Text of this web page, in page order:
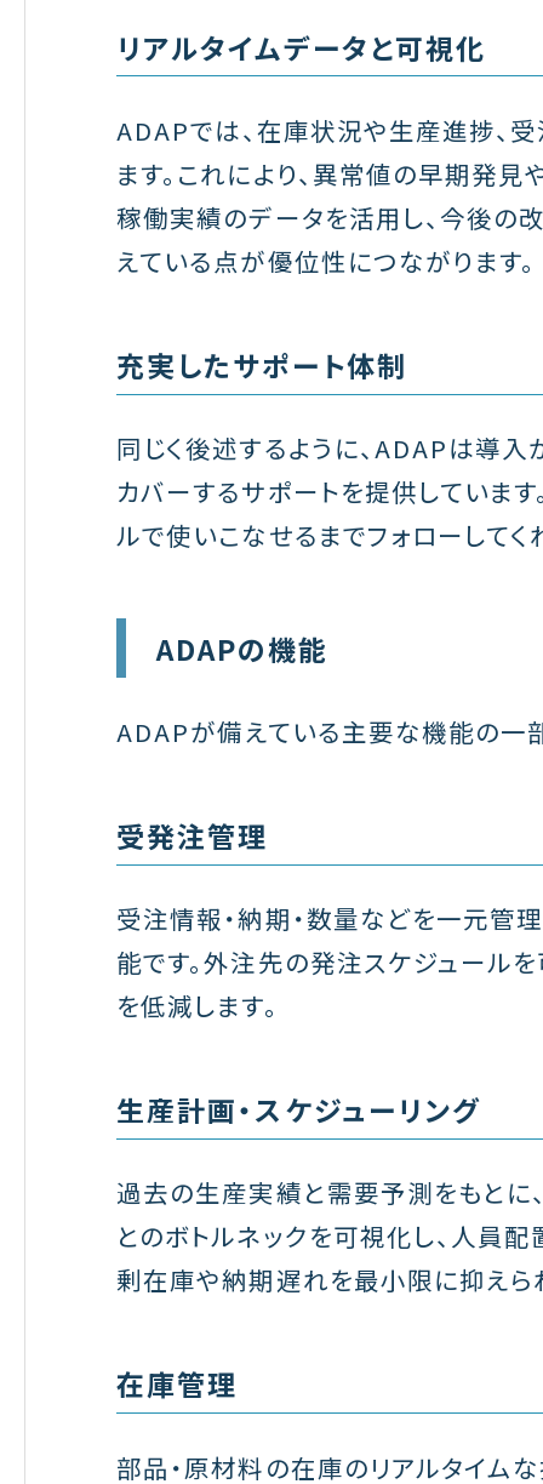
リアルタイムデータと可視化
ADAPでは、在庫状況や生産進捗、
ます。これにより、異常値の早期発
稼働実績のデータを活用し、今後の
えている点が優位性につながります。
充実したサポート体制
同じく後述するように、ADAPは導
カバーするサポートを提供していま
ルで使いこなせるまでフォローして
ADAPの機能
ADAPが備えている主要な機能の一部
受発注管理
受注情報・納期・数量などを一元管
能です。外注先の発注スケジュール
を低減します。
生産計画・スケジューリング
過去の生産実績と需要予測をもとに
とのボトルネックを可視化し、人員
剰在庫や納期遅れを最小限に抑えら
在庫管理
部品・原材料の在庫のリアルタイム